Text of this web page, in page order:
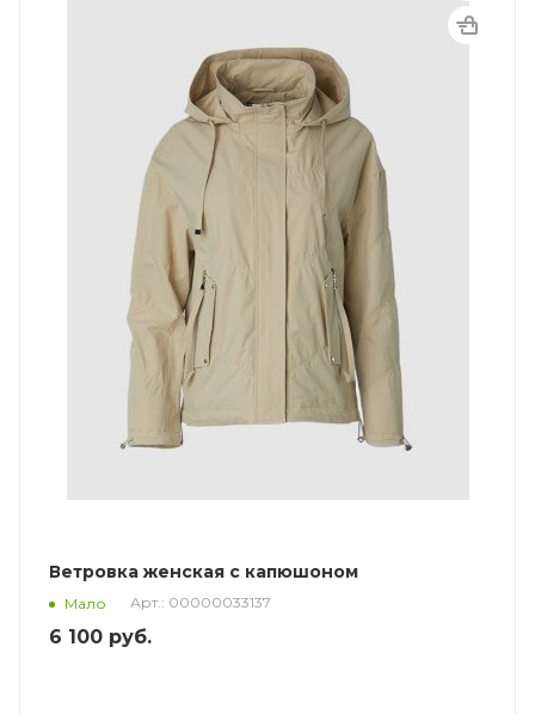
Ветровка женская с капюшоном
Мало Арт.: 00000033137
6 100 руб.